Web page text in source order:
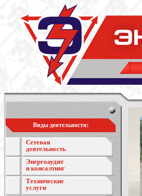
Виды деятельности:
Сетевая
деятельность
Энергоаудит
и консалтинг
Технические
услуги